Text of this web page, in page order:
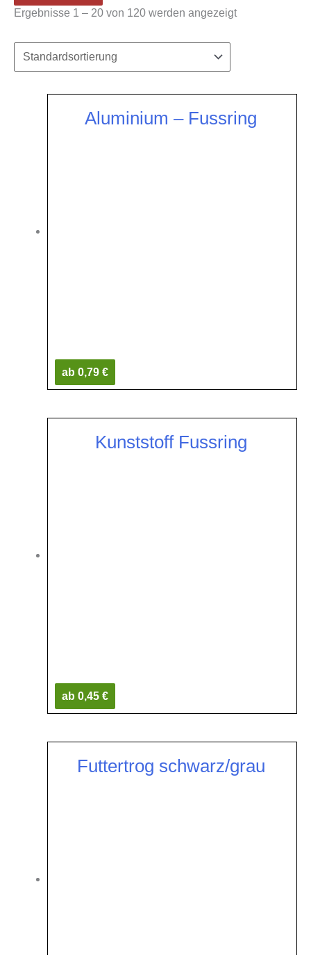
Ergebnisse 1 – 20 von 120 werden angezeigt
Aluminium – Fussring
ab 0,79 €
Kunststoff Fussring
ab 0,45 €
Futtertrog schwarz/grau